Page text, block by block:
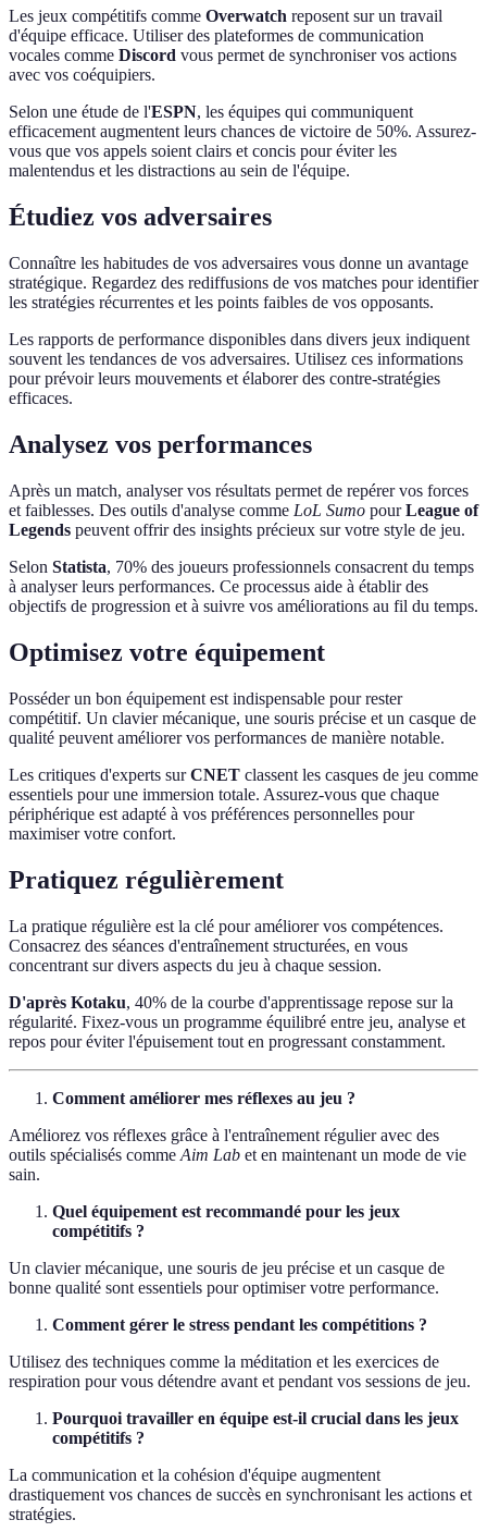
Les jeux compétitifs comme Overwatch reposent sur un travail
d'équipe efficace. Utiliser des plateformes de communication
vocales comme Discord vous permet de synchroniser vos actions
avec vos coéquipiers.
Selon une étude de l'ESPN, les équipes qui communiquent
efficacement augmentent leurs chances de victoire de 50%. Assurez-
vous que vos appels soient clairs et concis pour éviter les
malentendus et les distractions au sein de l'équipe.
Étudiez vos adversaires
Connaître les habitudes de vos adversaires vous donne un avantage
stratégique. Regardez des rediffusions de vos matches pour identifier
les stratégies récurrentes et les points faibles de vos opposants.
Les rapports de performance disponibles dans divers jeux indiquent
souvent les tendances de vos adversaires. Utilisez ces informations
pour prévoir leurs mouvements et élaborer des contre-stratégies
efficaces.
Analysez vos performances
Après un match, analyser vos résultats permet de repérer vos forces
et faiblesses. Des outils d'analyse comme LoL Sumo pourLeague of
Legends peuvent offrir des insights précieux sur votre style de jeu.
Selon Statista, 70% des joueurs professionnels consacrent du temps
à analyser leurs performances. Ce processus aide à établir des
objectifs de progression et à suivre vos améliorations au fil du temps.
Optimisez votre équipement
Posséder un bon équipement est indispensable pour rester
compétitif. Un clavier mécanique, une souris précise et un casque de
qualité peuvent améliorer vos performances de manière notable.
Les critiques d'experts surCNET classent les casques de jeu comme
essentiels pour une immersion totale. Assurez-vous que chaque
périphérique est adapté à vos préférences personnelles pour
maximiser votre confort.
Pratiquez régulièrement
La pratique régulière est la clé pour améliorer vos compétences.
Consacrez des séances d'entraînement structurées, en vous
concentrant sur divers aspects du jeu à chaque session.
D'après Kotaku, 40% de la courbe d'apprentissage repose sur la
régularité. Fixez-vous un programme équilibré entre jeu, analyse et
repos pour éviter l'épuisement tout en progressant constamment.
Comment améliorer mes réflexes au jeu ?
Améliorez vos réflexes grâce à l'entraînement régulier avec des
outils spécialisés comme Aim Lab et en maintenant un mode de vie
sain.
Quel équipement est recommandé pour les jeux
compétitifs ?
Un clavier mécanique, une souris de jeu précise et un casque de
bonne qualité sont essentiels pour optimiser votre performance.
Comment gérer le stress pendant les compétitions ?
Utilisez des techniques comme la méditation et les exercices de
respiration pour vous détendre avant et pendant vos sessions de jeu.
Pourquoi travailler en équipe est-il crucial dans les jeux
compétitifs ?
La communication et la cohésion d'équipe augmentent
drastiquement vos chances de succès en synchronisant les actions et
stratégies.